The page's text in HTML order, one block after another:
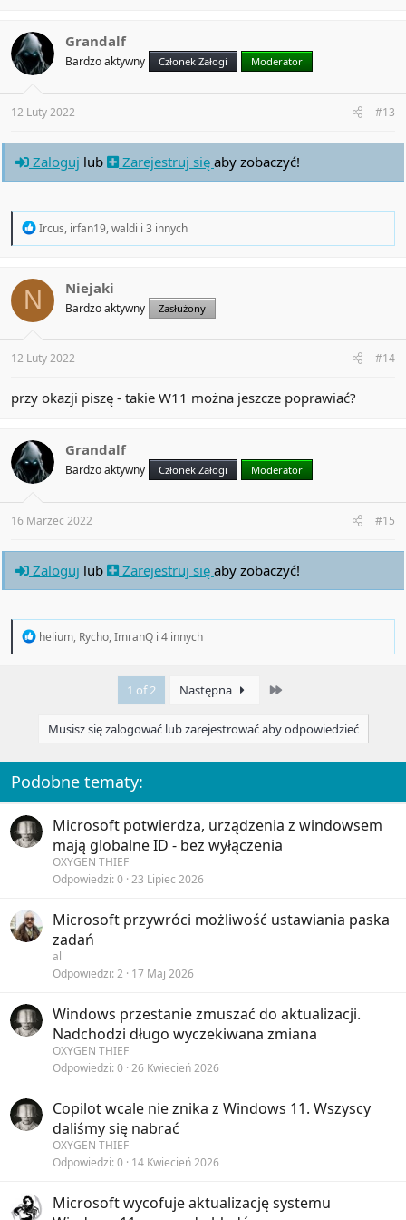
t
i
o
s
:
Grandalf
Bardzo aktywny Członek Załogi Moderator
12 Luty 2022 #13
Zaloguj lub Zarejestruj się aby zobaczyć!
R
t
o
s
:
Ircus, irfan19,waldi i 3 innych
N Niejaki
Bardzo aktywny Zasłużony
12 Luty 2022 #14
przy okazji piszę - takie W11 można jeszcze poprawiać?
Grandalf
Bardzo aktywny Członek Załogi Moderator
16 Marzec 2022 #15
Zaloguj lub Zarejestruj się aby zobaczyć!
R
:
helium, Rycho,ImranQ i 4 innych
1 of 2 Następna
Musisz się zalogować lub zarejestrować aby odpowiedzieć
Podobne tematy:
Microsoft potwierdza, urządzenia z windowsem
mają globalne ID - bez wyłączenia
OXYGEN THIEF
Odpowiedzi 0 23 Lipiec 2026
Microsoft przywróci możliwość ustawiania paska
zadań
al
Odpowiedzi 2 17 Maj 2026
Windows przestanie zmuszać do aktualizacji.
Nadchodzi długo wyczekiwana zmiana
OXYGEN THIEF
Odpowiedzi 0 26 Kwiecień 2026
Copilot wcale nie znika z Windows 11. Wszyscy
daliśmy się nabrać
OXYGEN THIEF
Odpowiedzi 0 14 Kwiecień 2026
Microsoft wycofuje aktualizację systemu